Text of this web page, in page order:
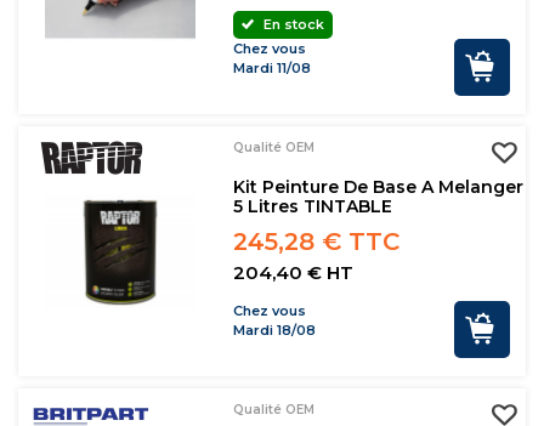
En stock
Chez vous
Mardi 11/08
Qualité OEM
Kit Peinture De Base A Melanger
5 Litres TINTABLE
245,28 € TTC
204,40 € HT
Chez vous
Mardi 18/08
Qualité OEM